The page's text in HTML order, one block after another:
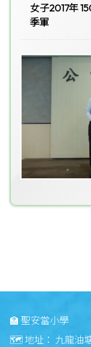
女子2017年
季軍
🏫 聖安當小學
🗺️ 地址： 九龍油